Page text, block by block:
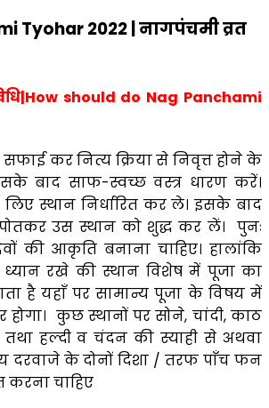
should do Nag Panchami
सफाई कर नित्य क्रिया से निवृत्त होने के
बाद साफ-स्वच्छ वस्त्र धारण करें।
स्थान निर्धारित कर ले। इसके बाद
उस स्थान को शुद्ध कर लें। पुनः
की आकृति बनाना चाहिए। हालांकि
रखे की स्थान विशेष में पूजा का
है यहाँ पर सामान्य पूजा के विषय में
होगा। कुछ स्थानों पर सोने, चांदी, काठ
हल्दी व चंदन की स्याही से अथवा
दरवाजे के दोनों दिशा / तरफ पाँच फन
चाहिए